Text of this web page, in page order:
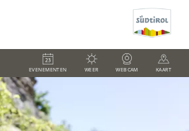
EVENEMENTEN WEER WEBCAM KAART